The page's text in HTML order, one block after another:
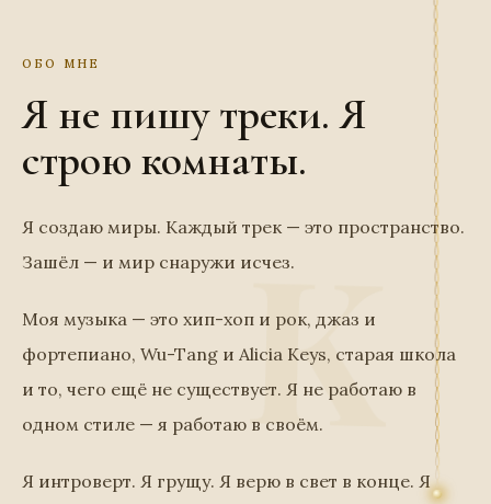
ОБО МНЕ
Я не пишу треки. Я
строю комнаты.
Я создаю миры. Каждый трек — это пространство.
Зашёл — и мир снаружи исчез.
Моя музыка — это хип-хоп и рок, джаз и
фортепиано, Wu-Tang и Alicia Keys, старая школа
и то, чего ещё не существует. Я не работаю в
одном стиле — я работаю в своём.
Я интроверт. Я грущу. Я верю в свет в конце. Я